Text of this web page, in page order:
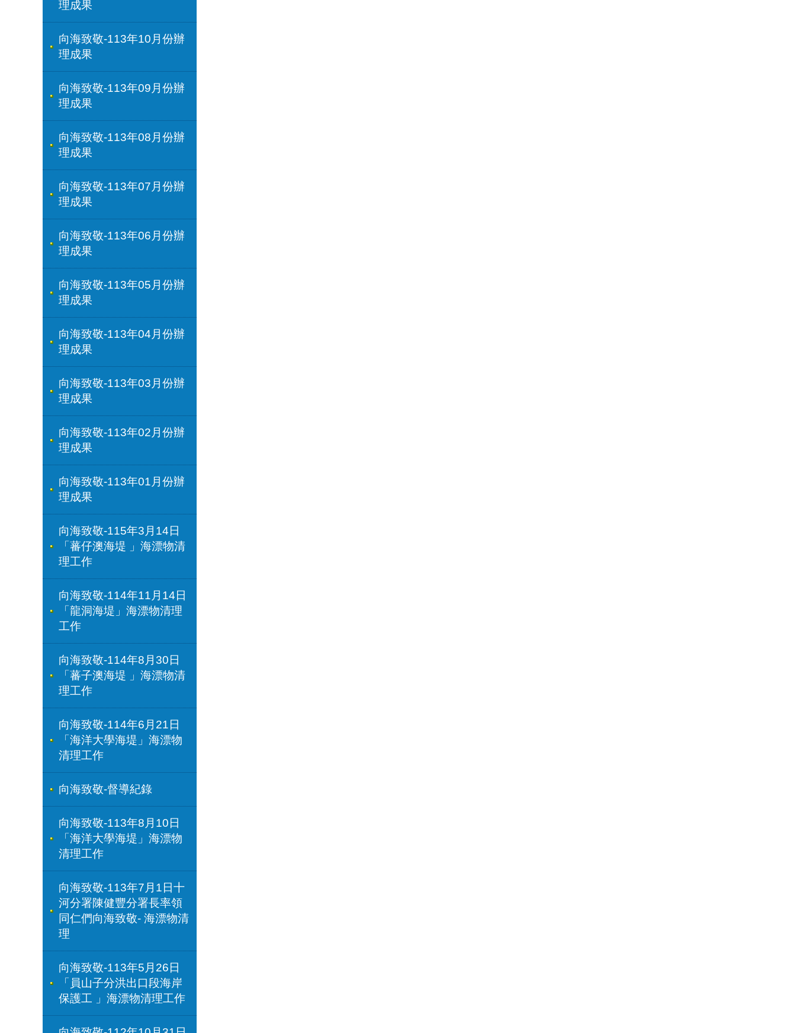
理成果
向海致敬-113年10月份辦
理成果
向海致敬-113年09月份辦
理成果
向海致敬-113年08月份辦
理成果
向海致敬-113年07月份辦
理成果
向海致敬-113年06月份辦
理成果
向海致敬-113年05月份辦
理成果
向海致敬-113年04月份辦
理成果
向海致敬-113年03月份辦
理成果
向海致敬-113年02月份辦
理成果
向海致敬-113年01月份辦
理成果
向海致敬-115年3月14日
「蕃仔澳海堤 」海漂物清
理工作
向海致敬-114年11月14日
「龍洞海堤」海漂物清理
工作
向海致敬-114年8月30日
「蕃子澳海堤 」海漂物清
理工作
向海致敬-114年6月21日
「海洋大學海堤」海漂物
清理工作
向海致敬-督導紀錄
向海致敬-113年8月10日
「海洋大學海堤」海漂物
清理工作
向海致敬-113年7月1日十
河分署陳健豐分署長率領
同仁們向海致敬- 海漂物清
理
向海致敬-113年5月26日
「員山子分洪出口段海岸
保護工 」海漂物清理工作